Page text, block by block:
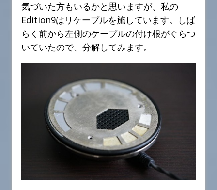
気づいた方もいるかと思いますが、私の
Edition9はリケーブルを施しています。しば
らく前から左側のケーブルの付け根がぐらつ
いていたので、分解してみます。